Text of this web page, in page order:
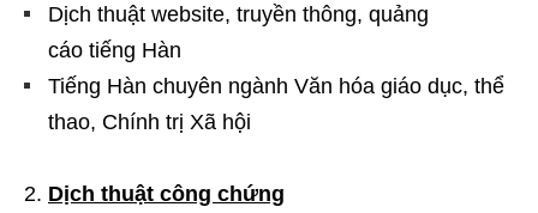
Dịch thuật website, truyền thông, quảng
cáo tiếng Hàn
Tiếng Hàn chuyên ngành Văn hóa giáo dục, thể
thao, Chính trị Xã hội
Dịch thuật công chứng